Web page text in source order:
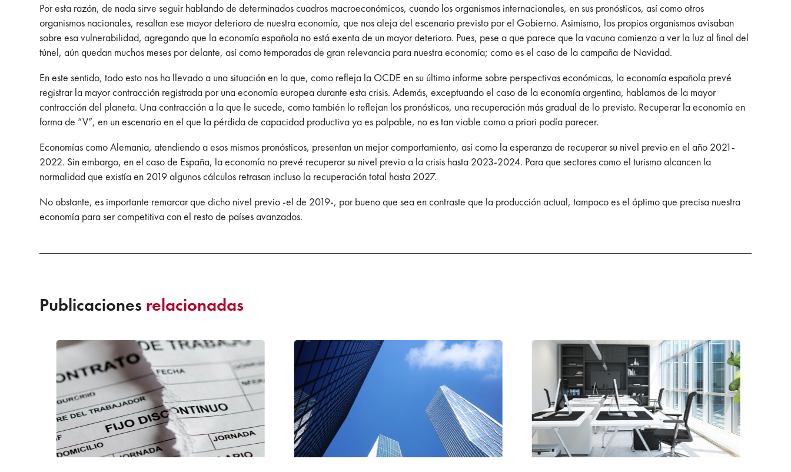
Por esta razón, de nada sirve seguir hablando de determinados cuadros macroeconómicos, cuando los organismos internacionales, en sus pronósticos, así como otros
organismos nacionales, resaltan ese mayor deterioro de nuestra economía, que nos aleja del escenario previsto por el Gobierno. Asimismo, los propios organismos avisaban
sobre esa vulnerabilidad, agregando que la economía española no está exenta de un mayor deterioro. Pues, pese a que parece que la vacuna comienza a ver la luz al final del
túnel, aún quedan muchos meses por delante, así como temporadas de gran relevancia para nuestra economía; como es el caso de la campaña de Navidad.
En este sentido, todo esto nos ha llevado a una situación en la que, como refleja la OCDE en su último informe sobre perspectivas económicas, la economía española prevé
registrar la mayor contracción registrada por una economía europea durante esta crisis. Además, exceptuando el caso de la economía argentina, hablamos de la mayor
contracción del planeta. Una contracción a la que le sucede, como también lo reflejan los pronósticos, una recuperación más gradual de lo previsto. Recuperar la economía en
forma de “V”, en un escenario en el que la pérdida de capacidad productiva ya es palpable, no es tan viable como a priori podía parecer.
Economías como Alemania, atendiendo a esos mismos pronósticos, presentan un mejor comportamiento, así como la esperanza de recuperar su nivel previo en el año 2021-
2022. Sin embargo, en el caso de España, la economía no prevé recuperar su nivel previo a la crisis hasta 2023-2024. Para que sectores como el turismo alcancen la
normalidad que existía en 2019 algunos cálculos retrasan incluso la recuperación total hasta 2027.
No obstante, es importante remarcar que dicho nivel previo -el de 2019-, por bueno que sea en contraste que la producción actual, tampoco es el óptimo que precisa nuestra
economía para ser competitiva con el resto de países avanzados.
Publicaciones relacionadas